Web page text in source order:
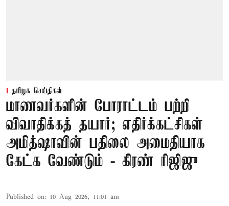
தமிழக செய்திகள்
மாணவர்களின் போராட்டம் பற்றி
விவாதிக்கத் தயார்; எதிர்க்கட்சிகள்
அமித்ஷாவின் பதிலை அமைதியாக
கேட்க வேண்டும் - கிரண் ரிஜிஜு
Published on: 10 Aug 2026, 11:01 am